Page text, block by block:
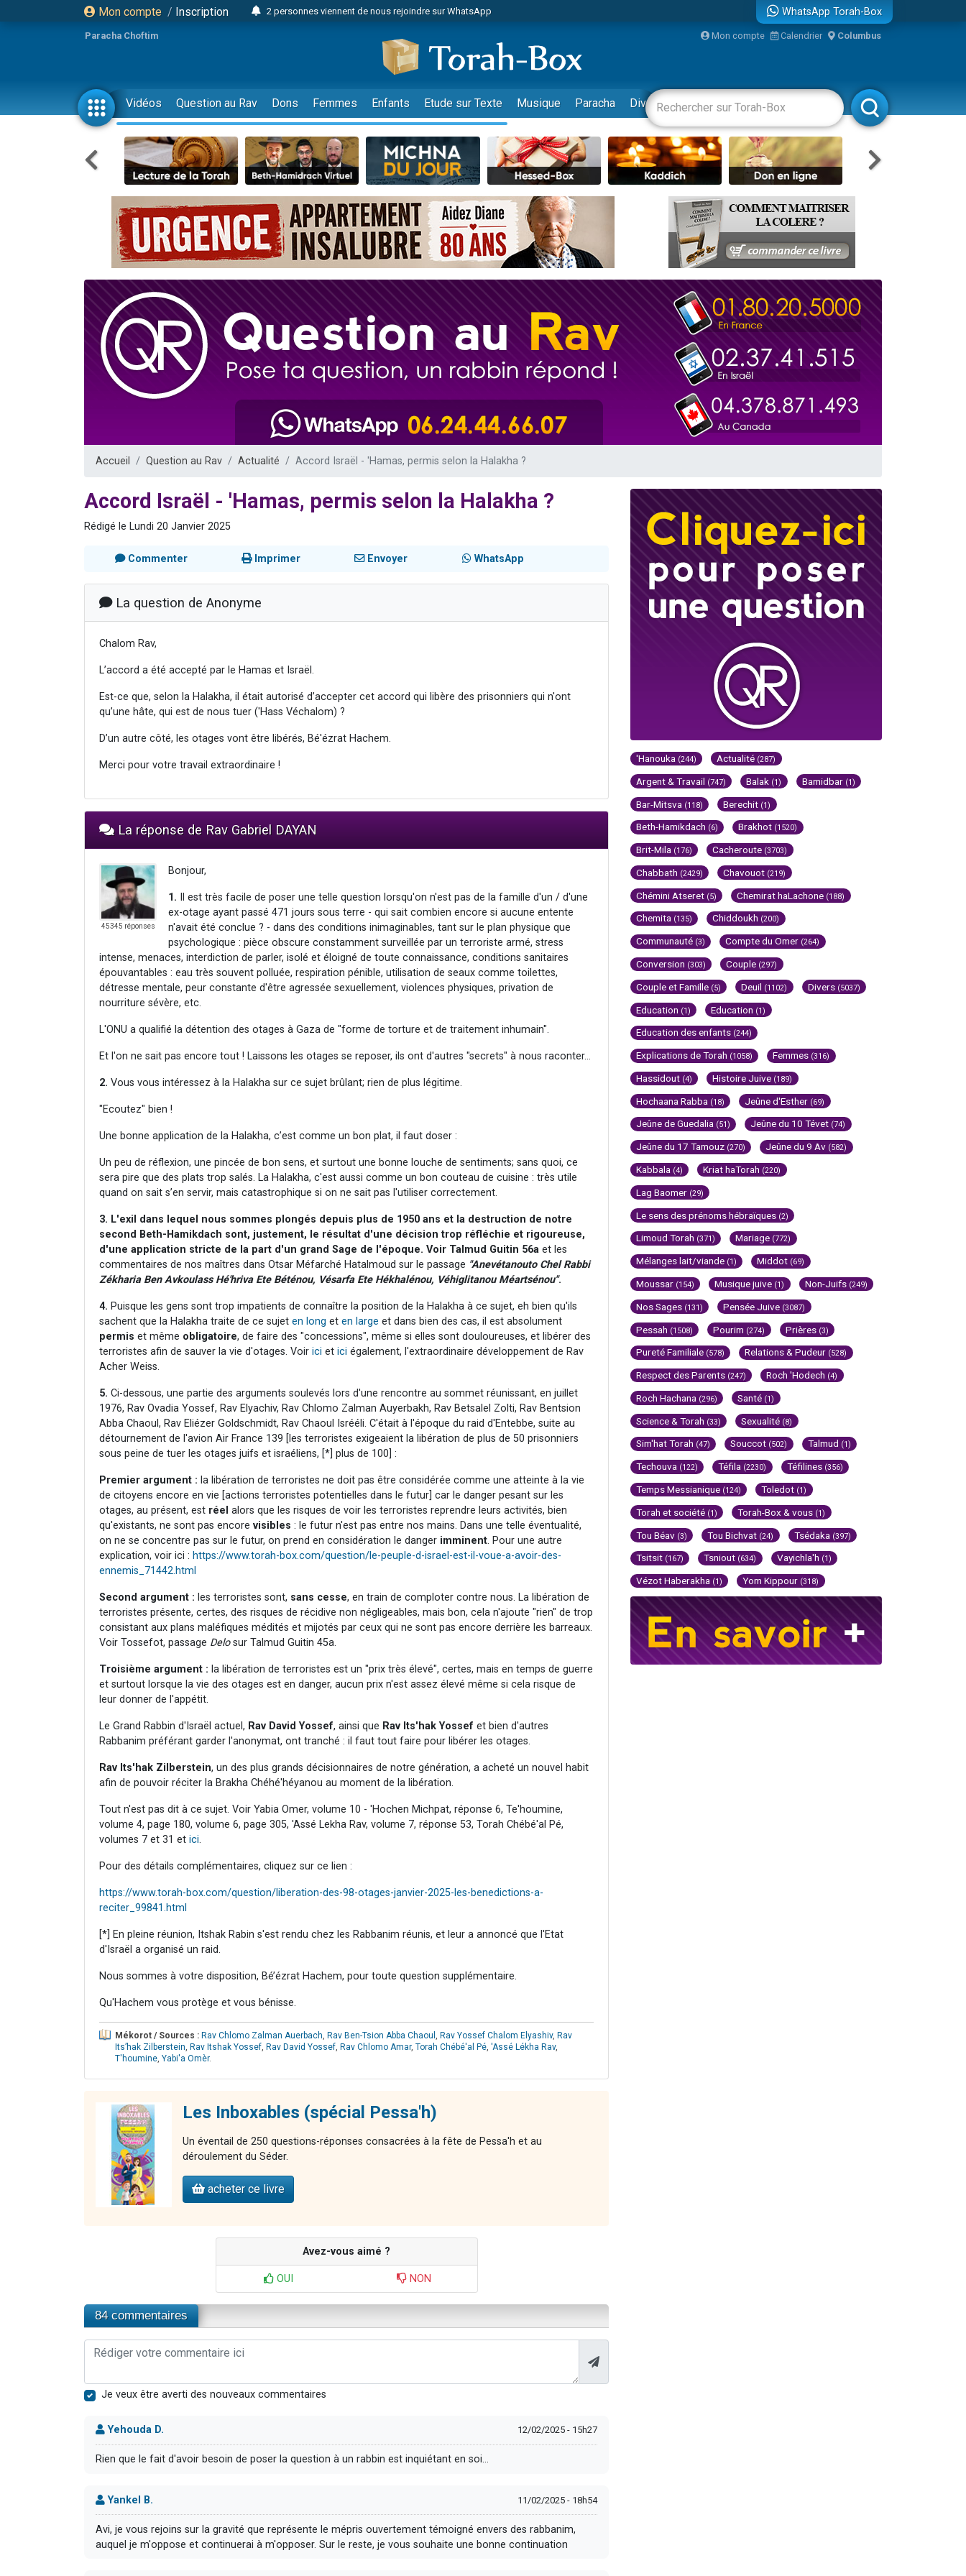
Mon compte / Inscription
2 personnes viennent de nous rejoindre sur WhatsApp
3 personnes viennent de faire un don pour Événements Torah-Box
2 personnes viennent de faire un don pour Tsédaka : pauvres d'Israel
3 personnes viennent de nous rejoindre sur WhatsApp
11 personnes viennent de demander une bénédiction
3 personnes viennent de faire un don pour Diane, 80 ans, dans un appartement insalubre
Il reste 49 places pour étudier en groupe sur Zoom
2 personnes viennent de nous rejoindre sur WhatsApp
29 personnes viennent de demander une bénédiction
Il reste 49 places pour étudier en groupe sur Zoom
2 personnes viennent de nous rejoindre sur WhatsApp
6 personnes viennent de nous rejoindre sur WhatsApp
4 personnes viennent de faire un don pour Reloger Rivka, 6 enfants, victime de violences...
2 personnes viennent de faire un don pour 1 Journée de Vacances Pour les Enfants
17 personnes viennent de demander une bénédiction
Il reste 49 places pour étudier en groupe sur Zoom
Eva vient de donner son Maasser
Eli vient de donner son Maasser
WhatsApp Torah-Box
Paracha Choftim Mon compte Calendrier Columbus
Vidéos Question au Rav Dons Femmes Enfants Etude sur Texte Musique Paracha Divertissements Livres Rabbanim
Accueil Question au Rav Actualité Accord Israël - 'Hamas, permis selon la Halakha ?
Accord Israël - 'Hamas, permis selon la Halakha ?
Rédigé le Lundi 20 Janvier 2025
Commenter Imprimer Envoyer WhatsApp
La question de Anonyme
Chalom Rav,
L’accord a été accepté par le Hamas et Israël.
Est-ce que, selon la Halakha, il était autorisé d’accepter cet accord qui libère des prisonniers qui n'ont
qu’une hâte, qui est de nous tuer ('Hass Véchalom) ?
D’un autre côté, les otages vont être libérés, Bé'ézrat Hachem.
Merci pour votre travail extraordinaire !
La réponse de Rav Gabriel DAYAN
45345 réponses
Bonjour,
1. Il est très facile de poser une telle question lorsqu'on n'est pas de la famille d'un / d'une
ex-otage ayant passé 471 jours sous terre - qui sait combien encore si aucune entente
n'avait été conclue ? - dans des conditions inimaginables, tant sur le plan physique que
psychologique : pièce obscure constamment surveillée par un terroriste armé, stress
intense, menaces, interdiction de parler, isolé et éloigné de toute connaissance, conditions sanitaires
épouvantables : eau très souvent polluée, respiration pénible, utilisation de seaux comme toilettes,
détresse mentale, peur constante d'être agressée sexuellement, violences physiques, privation de
nourriture sévère, etc.
L'ONU a qualifié la détention des otages à Gaza de "forme de torture et de traitement inhumain".
Et l'on ne sait pas encore tout ! Laissons les otages se reposer, ils ont d'autres "secrets" à nous raconter...
2. Vous vous intéressez à la Halakha sur ce sujet brûlant; rien de plus légitime.
"Ecoutez" bien !
Une bonne application de la Halakha, c’est comme un bon plat, il faut doser :
Un peu de réflexion, une pincée de bon sens, et surtout une bonne louche de sentiments; sans quoi, ce
sera pire que des plats trop salés. La Halakha, c'est aussi comme un bon couteau de cuisine : très utile
quand on sait s’en servir, mais catastrophique si on ne sait pas l'utiliser correctement.
3. L'exil dans lequel nous sommes plongés depuis plus de 1950 ans et la destruction de notre
second Beth-Hamikdach sont, justement, le résultat d'une décision trop réfléchie et rigoureuse,
d'une application stricte de la part d'un grand Sage de l'époque. Voir Talmud Guitin 56a et les
commentaires de nos maîtres dans Otsar Méfarché Hatalmoud sur le passage "Anevétanouto Chel Rabbi
Zékharia Ben Avkoulass Hé'hriva Ete Béténou, Vésarfa Ete Hékhalénou, Véhiglitanou Méartsénou".
4. Puisque les gens sont trop impatients de connaître la position de la Halakha à ce sujet, eh bien qu'ils
sachent que la Halakha traite de ce sujet en long et en large et dans bien des cas, il est absolument
permis et même obligatoire, de faire des "concessions", même si elles sont douloureuses, et libérer des
terroristes afin de sauver la vie d'otages. Voir ici et ici également, l'extraordinaire développement de Rav
Acher Weiss.
5. Ci-dessous, une partie des arguments soulevés lors d'une rencontre au sommet réunissant, en juillet
1976, Rav Ovadia Yossef, Rav Elyachiv, Rav Chlomo Zalman Auyerbakh, Rav Betsalel Zolti, Rav Bentsion
Abba Chaoul, Rav Eliézer Goldschmidt, Rav Chaoul Isrééli. C'était à l'époque du raid d'Entebbe, suite au
détournement de l'avion Air France 139 [les terroristes exigeaient la libération de plus de 50 prisonniers
sous peine de tuer les otages juifs et israéliens, [*] plus de 100] :
Premier argument : la libération de terroristes ne doit pas être considérée comme une atteinte à la vie
de citoyens encore en vie [actions terroristes potentielles dans le futur] car le danger pesant sur les
otages, au présent, est réel alors que les risques de voir les terroristes reprendre leurs activités, bien
qu'existants, ne sont pas encore visibles : le futur n'est pas entre nos mains. Dans une telle éventualité,
on ne se concentre pas sur le futur, on prend en considération le danger imminent. Pour une autre
explication, voir ici : https://www.torah-box.com/question/le-peuple-d-israel-est-il-voue-a-avoir-des-
ennemis_71442.html
Second argument : les terroristes sont, sans cesse, en train de comploter contre nous. La libération de
terroristes présente, certes, des risques de récidive non négligeables, mais bon, cela n'ajoute "rien" de trop
consistant aux plans maléfiques médités et mijotés par ceux qui ne sont pas encore derrière les barreaux.
Voir Tossefot, passage Delosur Talmud Guitin 45a.
Troisième argument : la libération de terroristes est un "prix très élevé", certes, mais en temps de guerre
et surtout lorsque la vie des otages est en danger, aucun prix n'est assez élevé même si cela risque de
leur donner de l'appétit.
Le Grand Rabbin d'Israël actuel, Rav David Yossef, ainsi que Rav Its'hak Yossef et bien d'autres
Rabbanim préférant garder l'anonymat, ont tranché : il faut tout faire pour libérer les otages.
Rav Its'hak Zilberstein, un des plus grands décisionnaires de notre génération, a acheté un nouvel habit
afin de pouvoir réciter la Brakha Chéhé'héyanou au moment de la libération.
Tout n'est pas dit à ce sujet. Voir Yabia Omer, volume 10 - 'Hochen Michpat, réponse 6, Te'houmine,
volume 4, page 180, volume 6, page 305, 'Assé Lekha Rav, volume 7, réponse 53, Torah Chébé'al Pé,
volumes 7 et 31 et ici.
Pour des détails complémentaires, cliquez sur ce lien :
https://www.torah-box.com/question/liberation-des-98-otages-janvier-2025-les-benedictions-a-
reciter_99841.html
[*] En pleine réunion, Itshak Rabin s'est rendu chez les Rabbanim réunis, et leur a annoncé que l'Etat
d'Israël a organisé un raid.
Nous sommes à votre disposition, Bé’ézrat Hachem, pour toute question supplémentaire.
Qu'Hachem vous protège et vous bénisse.
Mékorot / Sources : Rav Chlomo Zalman Auerbach Rav Ben-Tsion Abba Chaoul Rav Yossef Chalom Elyashiv, Rav
Its’hak Zilberstein Rav Itshak Yossef Rav David Yossef Rav Chlomo Amar, Torah Chébé'al Pé 'Assé Lékha Rav,
T'houmine Yabi'a Omèr.
Les Inboxables (spécial Pessa'h)
Un éventail de 250 questions-réponses consacrées à la fête de Pessa'h et au
déroulement du Séder.
acheter ce livre
Avez-vous aimé ?
OUI NON
84 commentaires
Je veux être averti des nouveaux commentaires
Yehouda D. 12/02/2025 - 15h27
Rien que le fait d'avoir besoin de poser la question à un rabbin est inquiétant en soi...
Yankel B. 11/02/2025 - 18h54
Avi, je vous rejoins sur la gravité que représente le mépris ouvertement témoigné envers des rabbanim,
auquel je m'oppose et continuerai à m'opposer. Sur le reste, je vous souhaite une bonne continuation
'Hanouka (244) Actualité (287)
Argent & Travail (747) Balak (1) Bamidbar (1)
Bar-Mitsva (118) Berechit (1)
Beth-Hamikdach (6) Brakhot (1520)
Brit-Mila (176) Cacheroute (3703)
Chabbath (2429) Chavouot (219)
Chémini Atseret (5) Chemirat haLachone (188)
Chemita (135) Chiddoukh (200)
Communauté (3) Compte du Omer (264)
Conversion (303) Couple (297)
Couple et Famille (5) Deuil (1102) Divers (5037)
Education (1) Education (1)
Education des enfants (244)
Explications de Torah (1058) Femmes (316)
Hassidout (4) Histoire Juive (189)
Hochaana Rabba (18) Jeûne d'Esther (69)
Jeûne de Guedalia (51) Jeûne du 10 Tévet (74)
Jeûne du 17 Tamouz (270) Jeûne du 9 Av (582)
Kabbala (4) Kriat haTorah (220)
Lag Baomer (29)
Le sens des prénoms hébraïques (2)
Limoud Torah (371) Mariage (772)
Mélanges lait/viande (1) Middot (69)
Moussar (154) Musique juive (1) Non-Juifs (249)
Nos Sages (131) Pensée Juive (3087)
Pessah (1508) Pourim (274) Prières (3)
Pureté Familiale (578) Relations & Pudeur (528)
Respect des Parents (247) Roch 'Hodech (4)
Roch Hachana (296) Santé (1)
Science & Torah (33) Sexualité (8)
Sim'hat Torah (47) Souccot (502) Talmud (1)
Techouva (122) Téfila (2230) Téfilines (356)
Temps Messianique (124) Toledot (1)
Torah et société (1) Torah-Box & vous (1)
Tou Béav (3) Tou Bichvat (24) Tsédaka (397)
Tsitsit (167) Tsniout (634) Vayichla'h (1)
Vézot Haberakha (1) Yom Kippour (318)